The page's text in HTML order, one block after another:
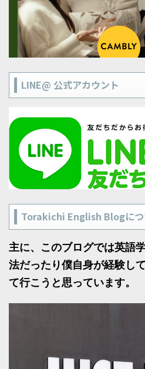
LINE@ 公式アカウント
Torakichi English Blogにつ
主に、このブログでは英語
法だったり僕自身が経験し
て行こうと思っています。